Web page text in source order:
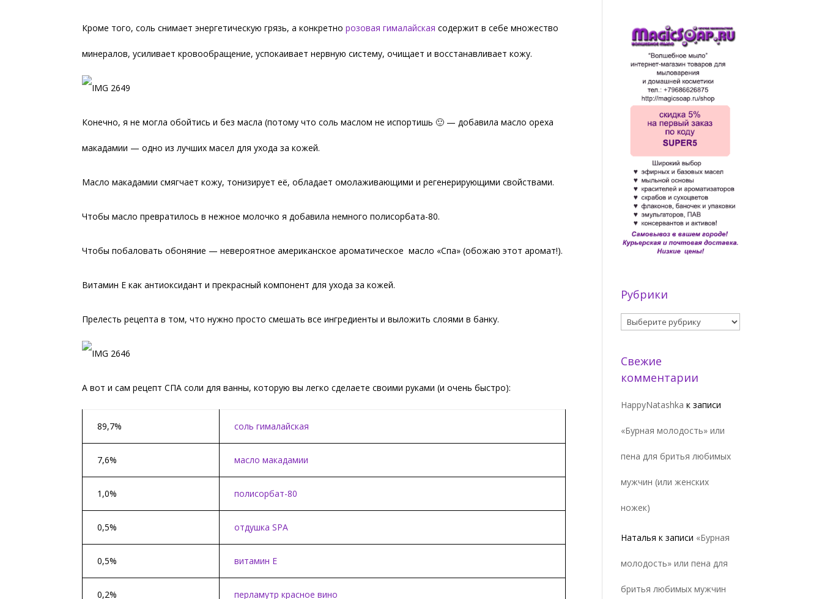
Кроме того, соль снимает энергетическую грязь, а конкретнорозовая гималайская содержит в себе множество
минералов, усиливает кровообращение, успокаивает нервную систему, очищает и восстанавливает кожу.
Конечно, я не могла обойтись и без масла (потому что соль маслом не испортишь 🙂 — добавила масло ореха
макадамии — одно из лучших масел для ухода за кожей.
Масло макадамии смягчает кожу, тонизирует её, обладает омолаживающими и регенерирующими свойствами.
Чтобы масло превратилось в нежное молочко я добавила немного полисорбата-80.
Чтобы побаловать обоняние — невероятное американское ароматическое масло «Спа» (обожаю этот аромат!).
Витамин Е как антиоксидант и прекрасный компонент для ухода за кожей.
Прелесть рецепта в том, что нужно просто смешать все ингредиенты и выложить слоями в банку.
А вот и сам рецепт СПА соли для ванны, которую вы легко сделаете своими руками (и очень быстро):
89,7% соль гималайская
7,6% масло макадамии
1,0% полисорбат-80
0,5% отдушка SPA
0,5% витамин Е
0,2% перламутр красное вино
Рубрики
Рубрики
Свежие
комментарии
HappyNatashka к записи
«Бурная молодость» или
пена для бритья любимых
мужчин (или женских
ножек)
Наталья к записи «Бурная
молодость» или пена для
бритья любимых мужчин